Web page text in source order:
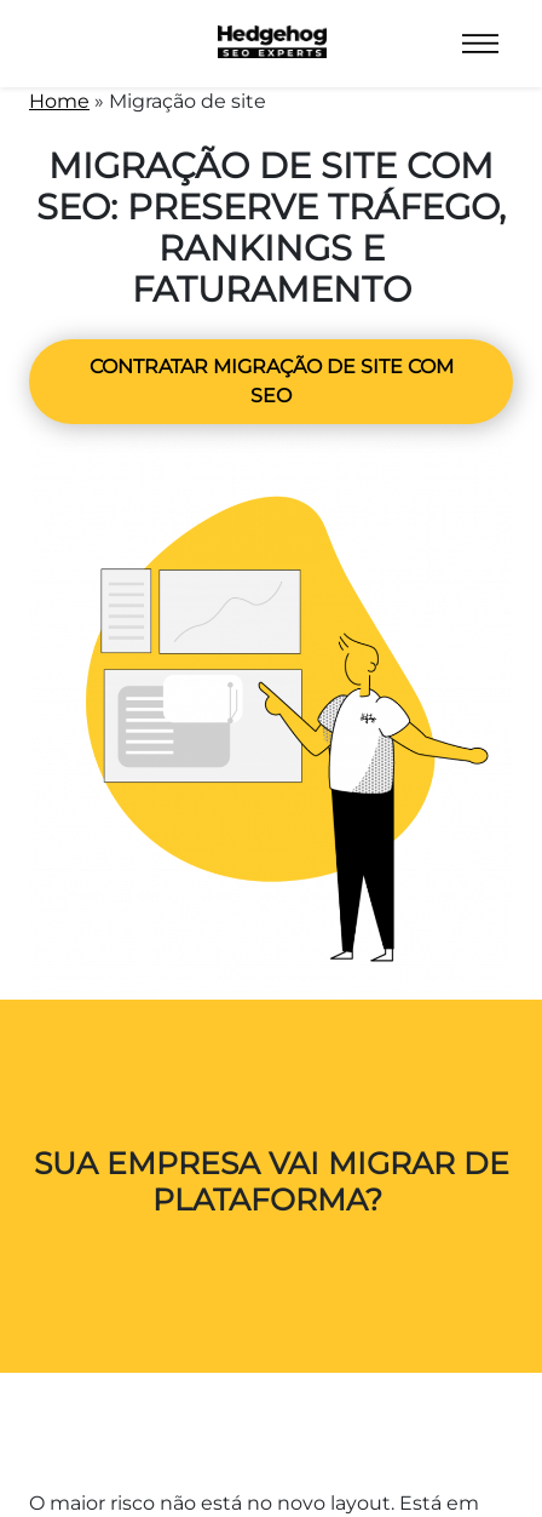
Home » Migração de site
MIGRAÇÃO DE SITE COM
SEO: PRESERVE TRÁFEGO,
RANKINGS E
FATURAMENTO
CONTRATAR MIGRAÇÃO DE SITE COM
SEO
SUA EMPRESA VAI MIGRAR DE
PLATAFORMA?
O maior risco não está no novo layout. Está em